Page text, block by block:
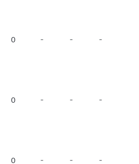
0 - - -
0 - - -
0 - - -